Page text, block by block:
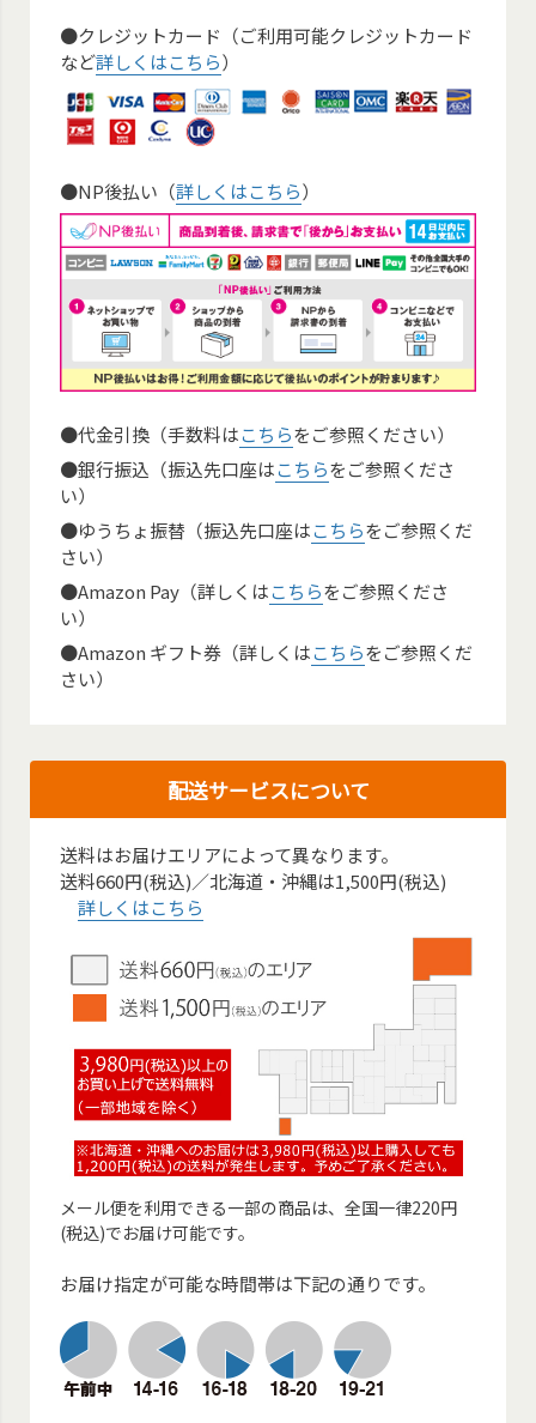
●クレジットカード（ご利用可能クレジットカード
など詳しくはこちら）
●NP後払い（詳しくはこちら）
●代金引換（手数料はこちらをご参照ください）
●銀行振込（振込先口座はこちらをご参照くださ
い）
●ゆうちょ振替（振込先口座はこちらをご参照くだ
さい）
●Amazon Pay（詳しくはこちらをご参照くださ
い）
●Amazon ギフト券（詳しくはこちらをご参照くだ
さい）
配送サービスについて
送料はお届けエリアによって異なります。
送料660円(税込)／北海道・沖縄は1,500円(税込)
詳しくはこちら
メール便を利用できる一部の商品は、全国一律220円
(税込)でお届け可能です。
お届け指定が可能な時間帯は下記の通りです。